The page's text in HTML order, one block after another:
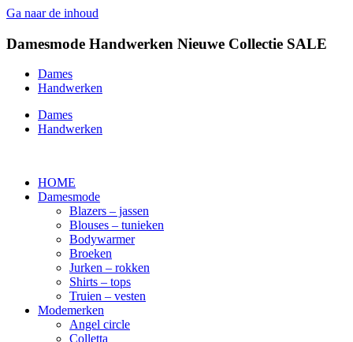
Ga naar de inhoud
Damesmode Handwerken Nieuwe Collectie SALE
Dames
Handwerken
Dames
Handwerken
HOME
Damesmode
Blazers – jassen
Blouses – tunieken
Bodywarmer
Broeken
Jurken – rokken
Shirts – tops
Truien – vesten
Modemerken
Angel circle
Colletta